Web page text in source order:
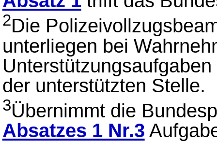
2Die
unterliegen bei
der unterstützten Stelle.
3Übernimmt die
Absatzes 1 Nr.3